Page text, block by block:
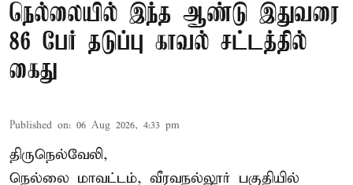
நெல்லையில் இந்த ஆண்டு இதுவரை
86 பேர் தடுப்பு காவல் சட்டத்தில்
கைது
Published on: 06 Aug 2026, 4:33 pm
திருநெல்வேலி,
நெல்லை மாவட்டம், வீரவநல்லூர் பகுதியில்